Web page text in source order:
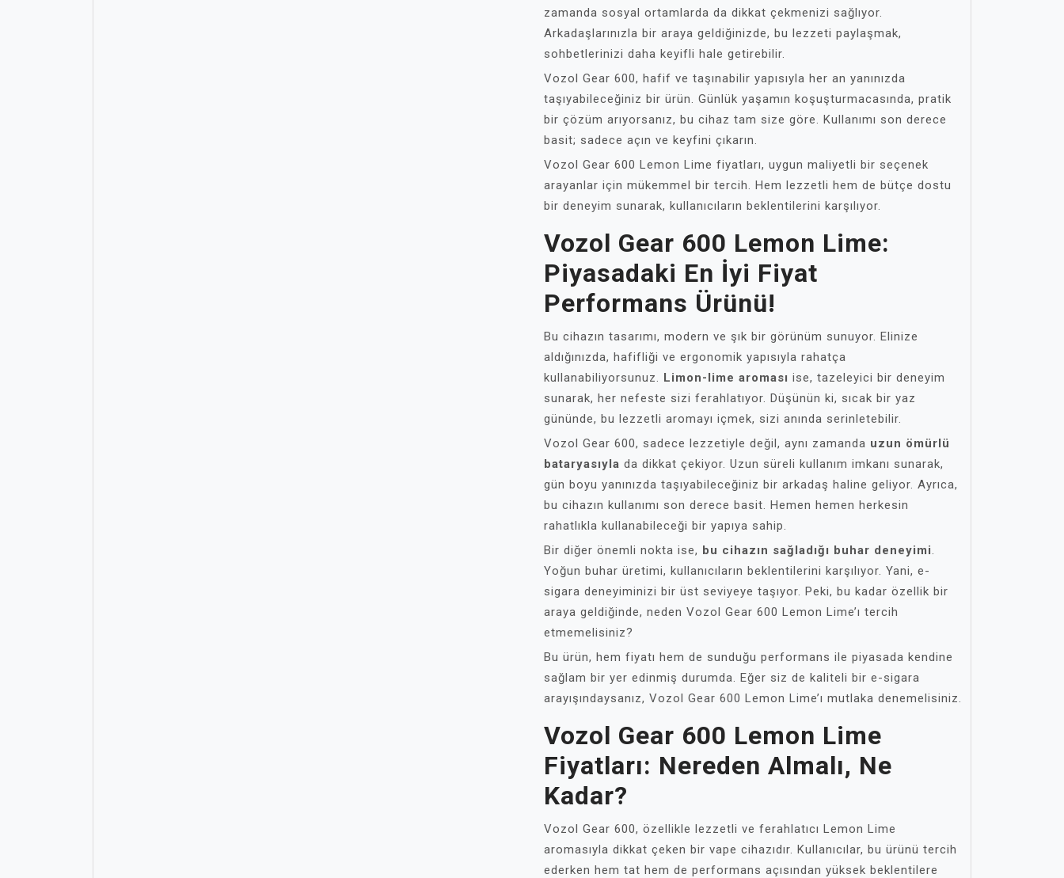
zamanda sosyal ortamlarda da dikkat çekmenizi sağlıyor.
Arkadaşlarınızla bir araya geldiğinizde, bu lezzeti paylaşmak,
sohbetlerinizi daha keyifli hale getirebilir.
Vozol Gear 600, hafif ve taşınabilir yapısıyla her an yanınızda
taşıyabileceğiniz bir ürün. Günlük yaşamın koşuşturmacasında, pratik
bir çözüm arıyorsanız, bu cihaz tam size göre. Kullanımı son derece
basit; sadece açın ve keyfini çıkarın.
Vozol Gear 600 Lemon Lime fiyatları, uygun maliyetli bir seçenek
arayanlar için mükemmel bir tercih. Hem lezzetli hem de bütçe dostu
bir deneyim sunarak, kullanıcıların beklentilerini karşılıyor.
Vozol Gear 600 Lemon Lime:
Piyasadaki En İyi Fiyat
Performans Ürünü!
Bu cihazın tasarımı, modern ve şık bir görünüm sunuyor. Elinize
aldığınızda, hafifliği ve ergonomik yapısıyla rahatça
kullanabiliyorsunuz. Limon-lime aroması ise, tazeleyici bir deneyim
sunarak, her nefeste sizi ferahlatıyor. Düşünün ki, sıcak bir yaz
gününde, bu lezzetli aromayı içmek, sizi anında serinletebilir.
Vozol Gear 600, sadece lezzetiyle değil, aynı zamanda uzun ömürlü
bataryasıyla da dikkat çekiyor. Uzun süreli kullanım imkanı sunarak,
gün boyu yanınızda taşıyabileceğiniz bir arkadaş haline geliyor. Ayrıca,
bu cihazın kullanımı son derece basit. Hemen hemen herkesin
rahatlıkla kullanabileceği bir yapıya sahip.
Bir diğer önemli nokta ise, bu cihazın sağladığı buhar deneyimi.
Yoğun buhar üretimi, kullanıcıların beklentilerini karşılıyor. Yani, e-
sigara deneyiminizi bir üst seviyeye taşıyor. Peki, bu kadar özellik bir
araya geldiğinde, neden Vozol Gear 600 Lemon Lime’ı tercih
etmemelisiniz?
Bu ürün, hem fiyatı hem de sunduğu performans ile piyasada kendine
sağlam bir yer edinmiş durumda. Eğer siz de kaliteli bir e-sigara
arayışındaysanız, Vozol Gear 600 Lemon Lime’ı mutlaka denemelisiniz.
Vozol Gear 600 Lemon Lime
Fiyatları: Nereden Almalı, Ne
Kadar?
Vozol Gear 600, özellikle lezzetli ve ferahlatıcı Lemon Lime
aromasıyla dikkat çeken bir vape cihazıdır. Kullanıcılar, bu ürünü tercih
ederken hem tat hem de performans açısından yüksek beklentilere